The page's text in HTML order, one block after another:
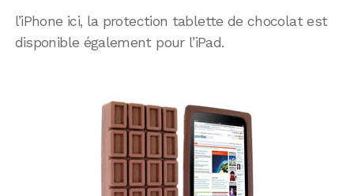
l’iPhone ici, la protection tablette de chocolat est
disponible également pour l’iPad.